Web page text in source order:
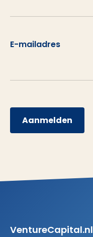
E-mailadres
Aanmelden
VentureCapital.nl